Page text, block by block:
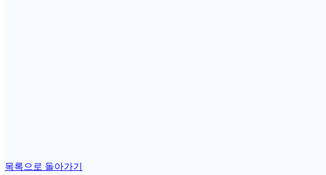
목록으로 돌아가기